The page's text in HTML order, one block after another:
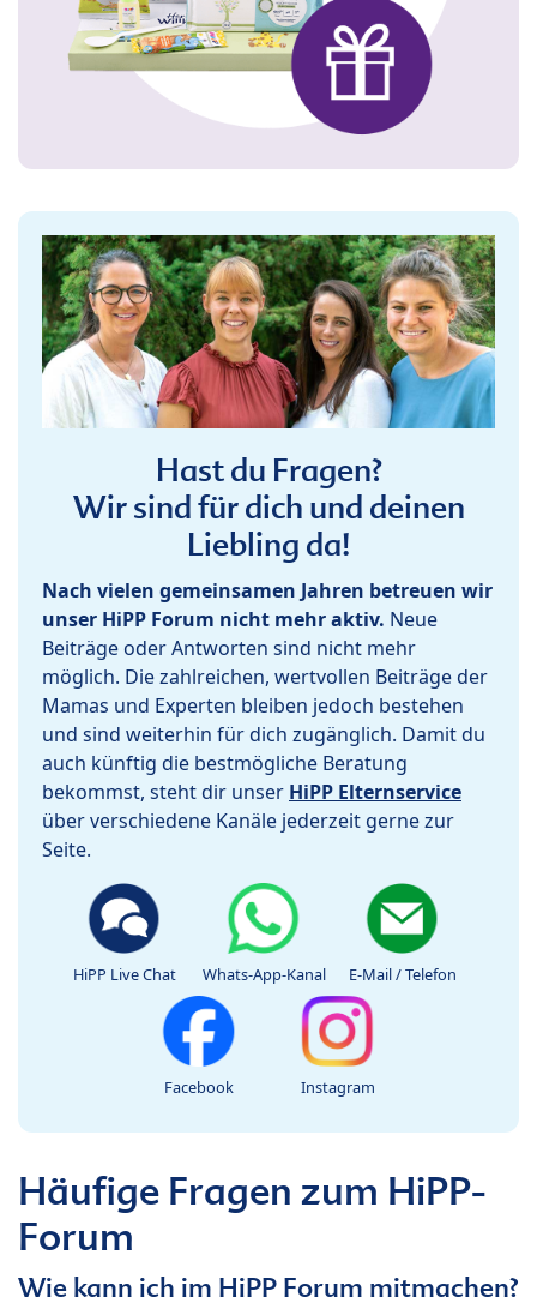
Hast du Fragen?
Wir sind für dich und deinen
Liebling da!
Nach vielen gemeinsamen Jahren betreuen wir
unser HiPP Forum nicht mehr aktiv. Neue
Beiträge oder Antworten sind nicht mehr
möglich. Die zahlreichen, wertvollen Beiträge der
Mamas und Experten bleiben jedoch bestehen
und sind weiterhin für dich zugänglich. Damit du
auch künftig die bestmögliche Beratung
bekommst, steht dir unser HiPP Elternservice
über verschiedene Kanäle jederzeit gerne zur
Seite.
HiPP Live Chat Whats-App-Kanal E-Mail / Telefon
Facebook Instagram
Häufige Fragen zum HiPP-
Forum
Wie kann ich im HiPP Forum mitmachen?